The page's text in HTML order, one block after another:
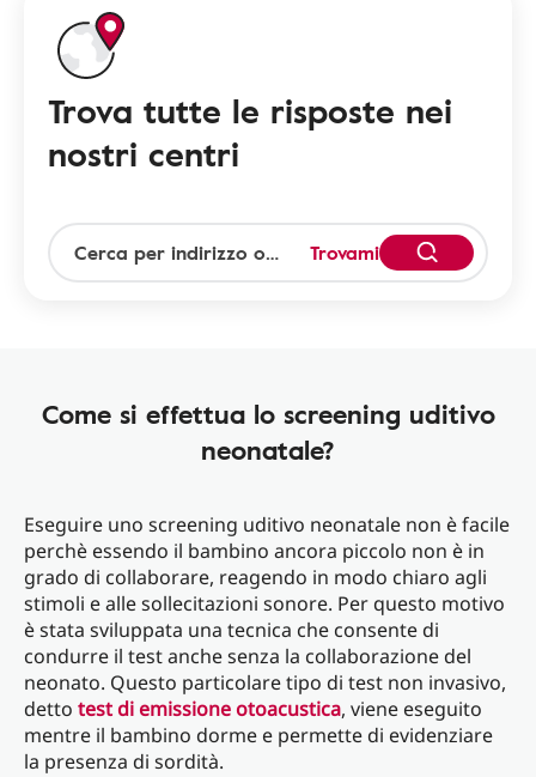
Trova tutte le risposte nei
nostri centri
Trovami
Come si effettua lo screening uditivo
neonatale?
Eseguire uno screening uditivo neonatale non è facile
perchè essendo il bambino ancora piccolo non è in
grado di collaborare, reagendo in modo chiaro agli
stimoli e alle sollecitazioni sonore. Per questo motivo
è stata sviluppata una tecnica che consente di
condurre il test anche senza la collaborazione del
neonato. Questo particolare tipo di test non invasivo,
detto test di emissione otoacustica, viene eseguito
mentre il bambino dorme e permette di evidenziare
la presenza di sordità.